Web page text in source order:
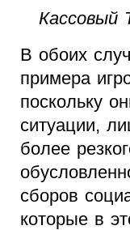
Кассовый
В обоих
примера
поскольку
ситуации,
более
сборов
которые в